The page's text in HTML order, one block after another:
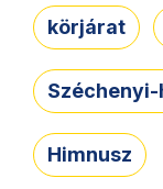
körjárat
Himnusz